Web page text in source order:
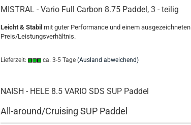
MISTRAL - Vario Full Carbon 8.75 Paddel, 3 - teilig
Leicht & Stabil mit guter Performance und einem ausgezeichneten
Preis/Leistungsverhältnis.
Lieferzeit: ca. 3-5 Tage (Ausland abweichend)
NAISH - HELE 8.5 VARIO SDS SUP Paddel
All-around/Cruising SUP Paddel